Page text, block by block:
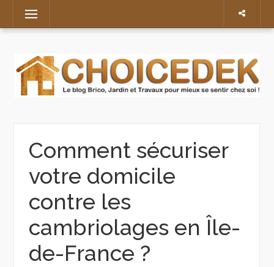
content
Menu
Comment sécuriser
votre domicile
contre les
cambriolages en Île-
de-France ?